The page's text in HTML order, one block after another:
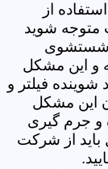
از
شوید
شستشوی
و این مشکل
شوینده فیلتر و
این مشکل
و جرم گیری
باید از شرکت